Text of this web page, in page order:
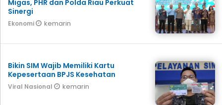
Migas, PHR dan Polda Riau Perkuat
Sinergi
Ekonomi kemarin
Bikin SIM Wajib Memiliki Kartu
Kepesertaan BPJS Kesehatan
Viral Nasional kemarin